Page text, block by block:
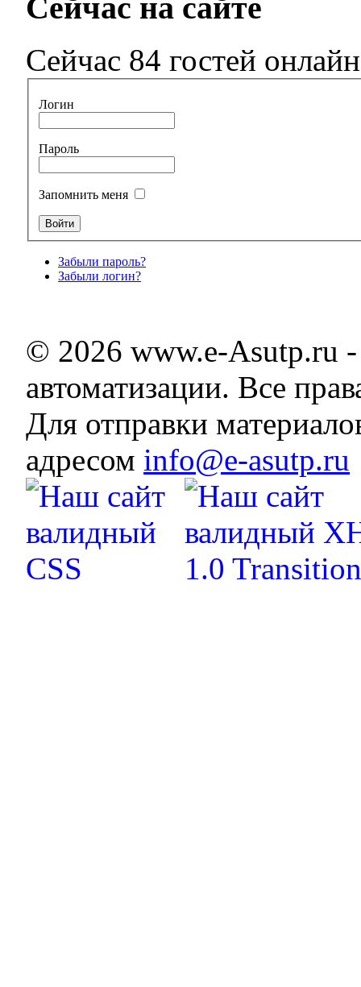
Сейчас на сайте
Сейчас 84 гостей онлайн
Логин
Пароль
Запомнить меня
Забыли пароль?
Забыли логин?
© 2026 www.e-Asutp.ru
автоматизации. Все
Для отправки
адресом info@e-asutp.ru